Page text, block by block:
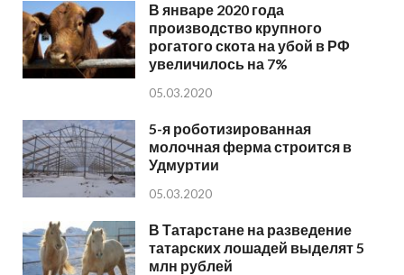
В январе 2020 года
производство крупного
рогатого скота на убой в РФ
увеличилось на 7%
05.03.2020
5-я роботизированная
молочная ферма строится в
Удмуртии
05.03.2020
В Татарстане на разведение
татарских лошадей выделят 5
млн рублей